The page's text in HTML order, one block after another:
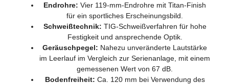
Endrohre: Vier 119-mm-Endrohre mit Titan-Finish
für ein sportliches Erscheinungsbild.
Schweißtechnik: TIG-Schweißverfahren für hohe
Festigkeit und ansprechende Optik.
Geräuschpegel: Nahezu unveränderte Lautstärke
im Leerlauf im Vergleich zur Serienanlage, mit einem
gemessenen Wert von 67 dB.
Bodenfreiheit: Ca. 120 mm bei Verwendung des